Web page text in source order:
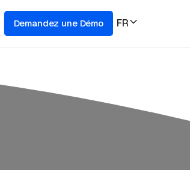
Demandez une Démo FR